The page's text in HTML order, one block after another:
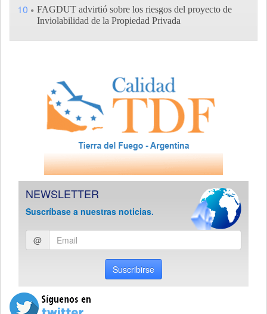
10
FAGDUT advirtió sobre los riesgos del proyecto de
Inviolabilidad de la Propiedad Privada
NEWSLETTER
Suscríbase a nuestras noticias.
Ingresar
email
@
Suscribirse